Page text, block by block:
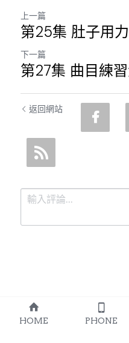
上一篇
第25集 肚子用
下一篇
第27集 曲目練
返回網站
提交 取消
HOME PHONE